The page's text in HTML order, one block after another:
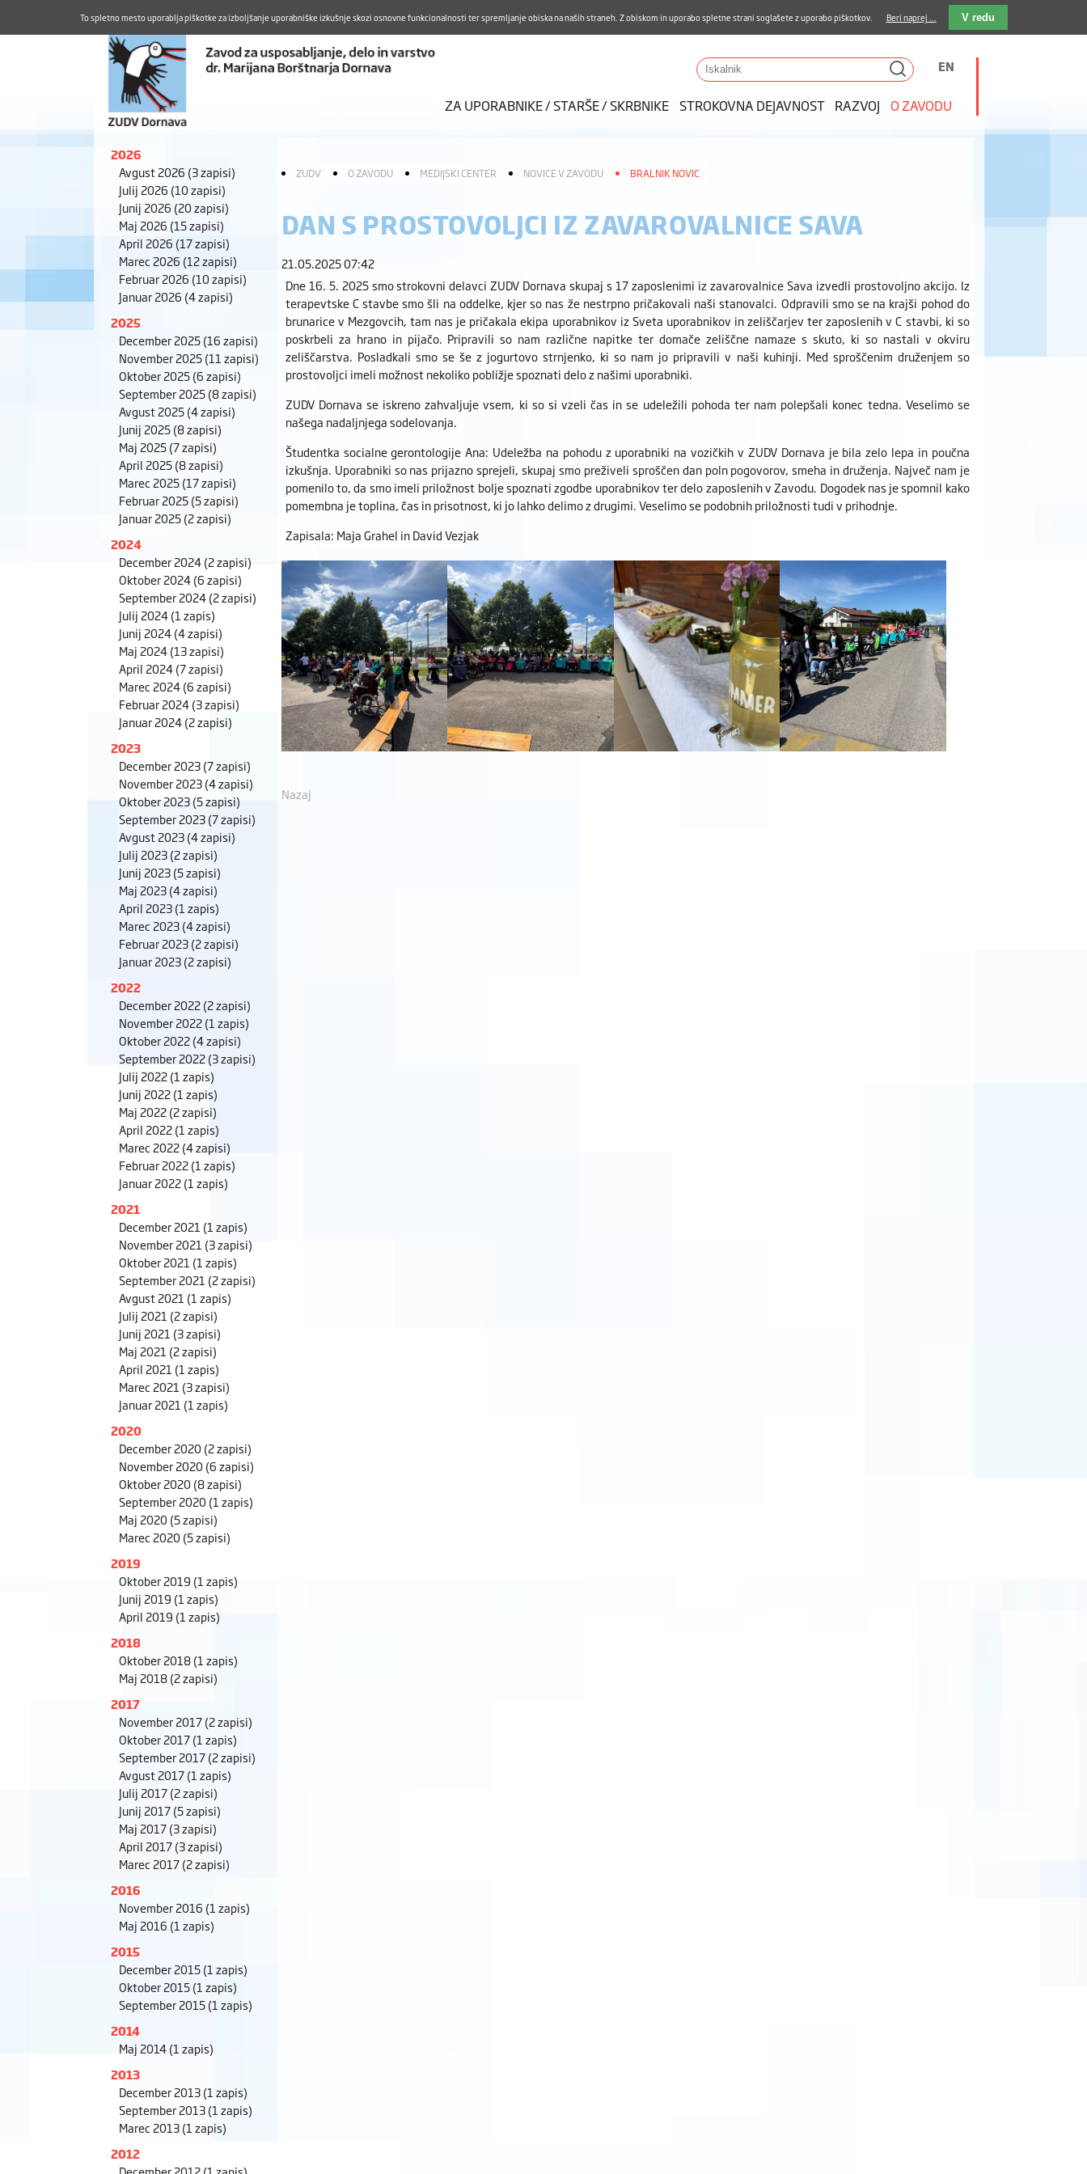
Aktualno Karierni razvoj Pohvale in pritožbe Dostava kosil Kakovost in varnost
E-pošta
Iskalnik EN
ZA UPORABNIKE / STARŠE / SKRBNIKE STROKOVNA DEJAVNOST RAZVOJ O ZAVODU
2026
Avgust 2026 (3 zapisi)
Julij 2026 (10 zapisi)
Junij 2026 (20 zapisi)
Maj 2026 (15 zapisi)
April 2026 (17 zapisi)
Marec 2026 (12 zapisi)
Februar 2026 (10 zapisi)
Januar 2026 (4 zapisi)
2025
December 2025(16 zapisi)
November 2025(11 zapisi)
Oktober 2025(6 zapisi)
September 2025(8 zapisi)
Avgust 2025(4 zapisi)
Junij 2025(8 zapisi)
Maj 2025(7 zapisi)
April 2025(8 zapisi)
Marec 2025(17 zapisi)
Februar 2025(5 zapisi)
Januar 2025(2 zapisi)
2024
December 2024(2 zapisi)
Oktober 2024(6 zapisi)
September 2024(2 zapisi)
Julij 2024(1 zapis)
Junij 2024(4 zapisi)
Maj 2024(13 zapisi)
April 2024(7 zapisi)
Marec 2024(6 zapisi)
Februar 2024(3 zapisi)
Januar 2024(2 zapisi)
2023
December 2023(7 zapisi)
November 2023(4 zapisi)
Oktober 2023(5 zapisi)
September 2023(7 zapisi)
Avgust 2023(4 zapisi)
Julij 2023(2 zapisi)
Junij 2023(5 zapisi)
Maj 2023(4 zapisi)
April 2023(1 zapis)
Marec 2023(4 zapisi)
Februar 2023(2 zapisi)
Januar 2023(2 zapisi)
2022
December 2022(2 zapisi)
November 2022(1 zapis)
Oktober 2022(4 zapisi)
September 2022(3 zapisi)
Julij 2022(1 zapis)
Junij 2022(1 zapis)
Maj 2022(2 zapisi)
April 2022(1 zapis)
Marec 2022(4 zapisi)
Februar 2022(1 zapis)
Januar 2022(1 zapis)
2021
December 2021 (1 zapis)
November 2021 (3 zapisi)
Oktober 2021 (1 zapis)
September 2021 (2 zapisi)
Avgust 2021 (1 zapis)
Julij 2021 (2 zapisi)
Junij 2021 (3 zapisi)
Maj 2021 (2 zapisi)
April 2021 (1 zapis)
Marec 2021 (3 zapisi)
Januar 2021 (1 zapis)
2020
December 2020(2 zapisi)
November 2020(6 zapisi)
Oktober 2020(8 zapisi)
September 2020(1 zapis)
Maj 2020(5 zapisi)
Marec 2020(5 zapisi)
2019
Oktober 2019 (1 zapis)
Junij 2019 (1 zapis)
April 2019 (1 zapis)
2018
Oktober 2018(1 zapis)
Maj 2018(2 zapisi)
2017
November 2017(2 zapisi)
Oktober 2017(1 zapis)
September 2017(2 zapisi)
Avgust 2017(1 zapis)
Julij 2017(2 zapisi)
Junij 2017(5 zapisi)
Maj 2017(3 zapisi)
April 2017(3 zapisi)
Marec 2017(2 zapisi)
2016
November 2016 (1 zapis)
Maj 2016 (1 zapis)
2015
December 2015(1 zapis)
Oktober 2015(1 zapis)
September 2015(1 zapis)
2014
Maj 2014(1 zapis)
2013
December 2013(1 zapis)
September 2013(1 zapis)
Marec 2013(1 zapis)
2012
ZUDV O ZAVODU MEDIJSKI CENTER NOVICE V ZAVODU BRALNIK NOVIC
DAN S PROSTOVOLJCI IZ ZAVAROVALNICE SAVA
21.05.2025 07:42
Dne 16. 5. 2025 smo strokovni delavci ZUDV Dornava skupaj s 17 zaposlenimi iz zavarovalnice Sava izvedli prostovoljno akcijo. Iz
terapevtske C stavbe smo šli na oddelke, kjer so nas že nestrpno pričakovali naši stanovalci. Odpravili smo se na krajši pohod do
brunarice v Mezgovcih, tam nas je pričakala ekipa uporabnikov iz Sveta uporabnikov in zeliščarjev ter zaposlenih v C stavbi, ki so
poskrbeli za hrano in pijačo. Pripravili so nam različne napitke ter domače zeliščne namaze s skuto, ki so nastali v okviru
zeliščarstva. Posladkali smo se še z jogurtovo strnjenko, ki so nam jo pripravili v naši kuhinji. Med sproščenim druženjem so
prostovoljci imeli možnost nekoliko pobližje spoznati delo z našimi uporabniki.
ZUDV Dornava se iskreno zahvaljuje vsem, ki so si vzeli čas in se udeležili pohoda ter nam polepšali konec tedna. Veselimo se
našega nadaljnjega sodelovanja.
Študentka socialne gerontologije Ana: Udeležba na pohodu z uporabniki na vozičkih v ZUDV Dornava je bila zelo lepa in poučna
izkušnja. Uporabniki so nas prijazno sprejeli, skupaj smo preživeli sproščen dan poln pogovorov, smeha in druženja. Največ nam je
pomenilo to, da smo imeli priložnost bolje spoznati zgodbe uporabnikov ter delo zaposlenih v Zavodu. Dogodek nas je spomnil kako
pomembna je toplina, čas in prisotnost, ki jo lahko delimo z drugimi. Veselimo se podobnih priložnosti tudi v prihodnje.
Zapisala: Maja Grahel in David Vezjak
Nazaj
To spletno mesto uporablja piškotke za izboljšanje uporabniške izkušnje skozi osnovne funkcionalnosti ter spremljanje obiska na naših straneh. Z obiskom in uporabo spletne strani soglašete z uporabo piškotkov. Beri naprej ... V redu